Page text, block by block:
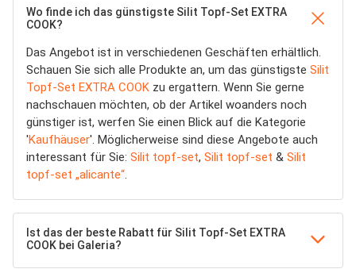
Wo finde ich das günstigste Silit Topf-Set EXTRA
COOK?
Das Angebot ist in verschiedenen Geschäften erhältlich.
Schauen Sie sich alle Produkte an, um das günstigste Silit
Topf-Set EXTRA COOK zu ergattern. Wenn Sie gerne
nachschauen möchten, ob der Artikel woanders noch
günstiger ist, werfen Sie einen Blick auf die Kategorie
'Kaufhäuser'. Möglicherweise sind diese Angebote auch
interessant für Sie: Silit topf-set, Silit topf-set & Silit
topf-set „alicante“
Ist das der beste Rabatt für Silit Topf-Set EXTRA
COOK bei Galeria?